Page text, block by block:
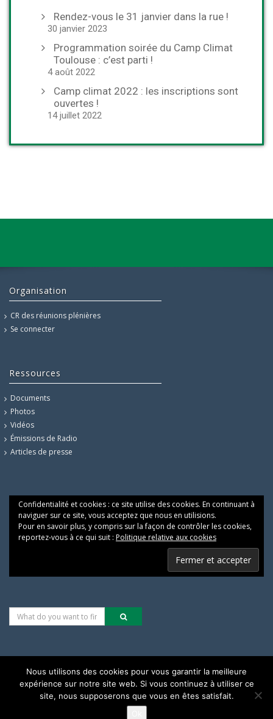
Rendez-vous le 31 janvier dans la rue !
30 janvier 2023
Programmation soirée du Camp Climat
Toulouse : c’est parti !
4 août 2022
Camp climat 2022 : les inscriptions sont
ouvertes !
14 juillet 2022
Organisation
CR des réunions plénières
Se connecter
Ressources
Documents
Photos
Vidéos
Émissions de Radio
Articles de presse
Confidentialité et cookies : ce site utilise des cookies. En continuant à
naviguer sur ce site, vous acceptez que nous en utilisions.
Pour en savoir plus, y compris sur la façon de contrôler les cookies,
reportez-vous à ce qui suit : Politique relative aux cookies
Les alternatives pour une justice climatique & sociale
Nous utilisons des cookies pour vous garantir la meilleure
expérience sur notre site web. Si vous continuez à utiliser ce
site, nous supposerons que vous en êtes satisfait.